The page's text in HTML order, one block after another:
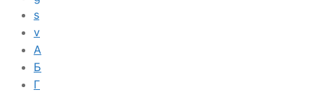
s
v
А
Б
Г